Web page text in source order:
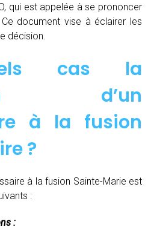
qui est appelée à se prononcer
document vise à éclairer les
décision.
cas la
d’un
à la fusion
?
à la fusion Sainte-Marie est
:
: